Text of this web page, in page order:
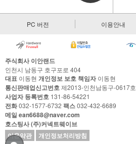
PC 버전 이용안내
주식회사 이안랜드
인천시 남동구 호구포로 404
대표 이동현 개인정보 보호 책임자이동현
통신판매업신고번호제2013-인천남동구-0617호
사업자 등록번호 131-86-54221
전화032-1577-6732 팩스032-432-6689
메일 ean6688@naver.com
호스팅사(주)커넥트웨이브
이용약관
개인정보처리방침